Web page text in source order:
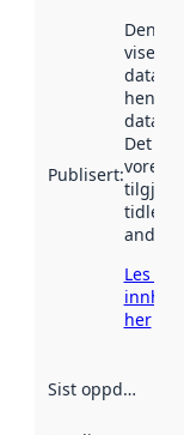
Publisert:
Denne
viser når
henta
Det kan
vore
tidlegare
andre
Les
her
Sist oppdatert